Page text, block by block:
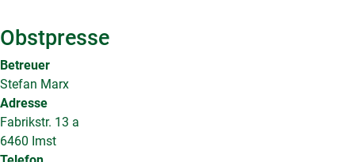
Obstpresse
Betreuer
Stefan Marx
Adresse
Fabrikstr. 13 a
6460 Imst